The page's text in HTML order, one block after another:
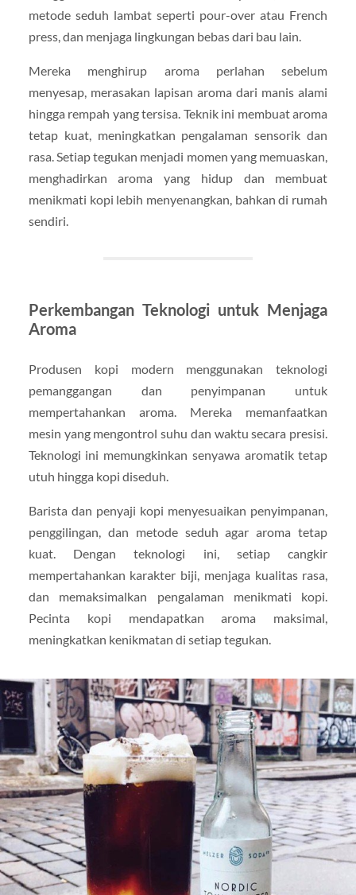
metode seduh lambat seperti pour-over atau French
press, dan menjaga lingkungan bebas dari bau lain.
Mereka menghirup aroma perlahan sebelum
menyesap, merasakan lapisan aroma dari manis alami
hingga rempah yang tersisa. Teknik ini membuat aroma
tetap kuat, meningkatkan pengalaman sensorik dan
rasa. Setiap tegukan menjadi momen yang memuaskan,
menghadirkan aroma yang hidup dan membuat
menikmati kopi lebih menyenangkan, bahkan di rumah
sendiri.
Perkembangan Teknologi untuk Menjaga
Aroma
Produsen kopi modern menggunakan teknologi
pemanggangan dan penyimpanan untuk
mempertahankan aroma. Mereka memanfaatkan
mesin yang mengontrol suhu dan waktu secara presisi.
Teknologi ini memungkinkan senyawa aromatik tetap
utuh hingga kopi diseduh.
Barista dan penyaji kopi menyesuaikan penyimpanan,
penggilingan, dan metode seduh agar aroma tetap
kuat. Dengan teknologi ini, setiap cangkir
mempertahankan karakter biji, menjaga kualitas rasa,
dan memaksimalkan pengalaman menikmati kopi.
Pecinta kopi mendapatkan aroma maksimal,
meningkatkan kenikmatan di setiap tegukan.